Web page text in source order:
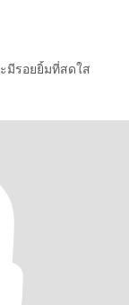
มีรอยยิ้มที่สดใส